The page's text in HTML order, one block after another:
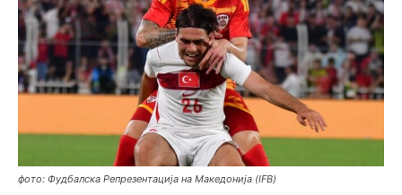
фото: Фудбалска Репрезентација на Македонија (IFB)